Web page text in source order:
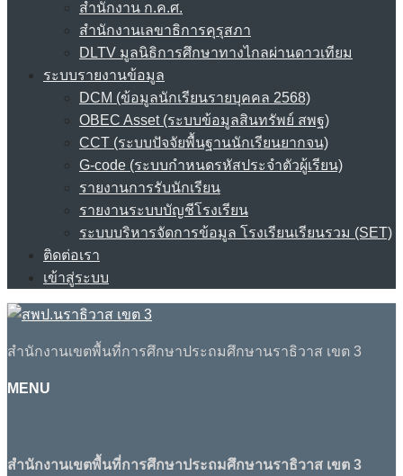
สำนักงาน ก.ค.ศ.
สำนักงานเลขาธิการคุรุสภา
DLTV มูลนิธิการศึกษาทางไกลผ่านดาวเทียม
ระบบรายงานข้อมูล
DCM (ข้อมูลนักเรียนรายบุคคล 2568)
OBEC Asset (ระบบข้อมูลสินทรัพย์ สพฐ)
CCT (ระบบปัจจัยพื้นฐานนักเรียนยากจน)
G-code (ระบบกำหนดรหัสประจำตัวผู้เรียน)
รายงานการรับนักเรียน
รายงานระบบบัญชีโรงเรียน
ระบบบริหารจัดการข้อมูล โรงเรียนเรียนรวม (SET)
ติดต่อเรา
เข้าสู่ระบบ
สำนักงานเขตพื้นที่การศึกษาประถมศึกษานราธิวาส เขต 3
MENU
สำนักงานเขตพื้นที่การศึกษาประถมศึกษานราธิวาส เขต 3